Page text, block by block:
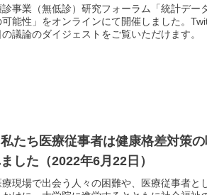
事業（無低診）研究フォーラム「統計デー
可能性」をオンラインにて開催しました。
議論のダイジェストをご覧いただけます。
たち医療従事者は健康格差対策
した（2022年6月22日）
現場で出会う人々の困難や、医療従事者と